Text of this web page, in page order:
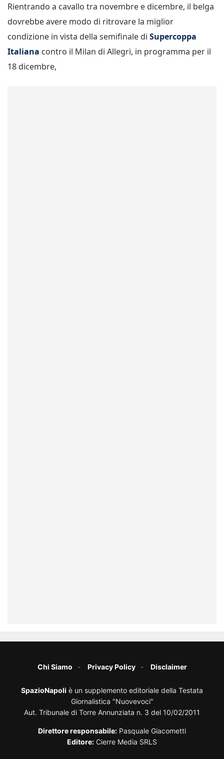
Rientrando a cavallo tra novembre e dicembre, il belga
dovrebbe avere modo di ritrovare la miglior
condizione in vista della semifinale di Supercoppa
Italiana contro il Milan di Allegri, in programma per il
18 dicembre,
Chi Siamo Privacy Policy Disclaimer
SpazioNapoli è un supplemento editoriale della Testata
Giornalistica "Nuovevoci"
Aut. Tribunale di Torre Annunziata n. 3 del 10/02/2011
Direttore responsabile: Pasquale Giacometti
Editore: Cierre Media SRLS